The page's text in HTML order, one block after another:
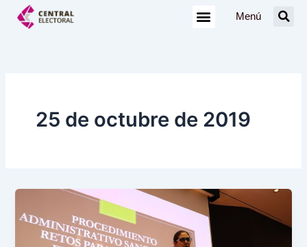
Menú
25 de octubre de 2019